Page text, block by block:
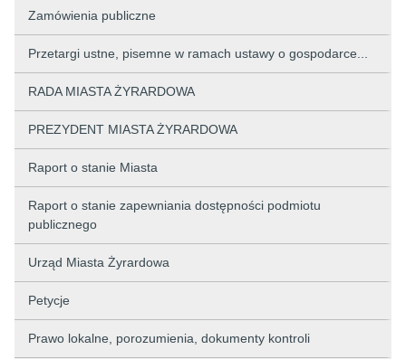
Zamówienia publiczne
Przetargi ustne, pisemne w ramach ustawy o gospodarce...
RADA MIASTA ŻYRARDOWA
PREZYDENT MIASTA ŻYRARDOWA
Raport o stanie Miasta
Raport o stanie zapewniania dostępności podmiotu
publicznego
Urząd Miasta Żyrardowa
Petycje
Prawo lokalne, porozumienia, dokumenty kontroli